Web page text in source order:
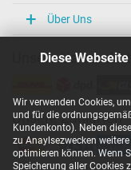
Diese
Wir verwenden Cookies,
und für die
Kundenkonto). Neben
zu Anaylsezwecken
optimieren können. Wenn
Speicherung aller Cookies
Über Uns
Unsere
Unsere Zahlarten